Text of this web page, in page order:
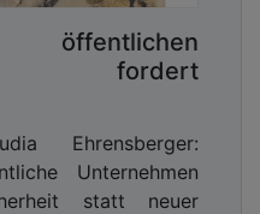
fordert
Ehrensberger:
Unternehmen
statt neuer